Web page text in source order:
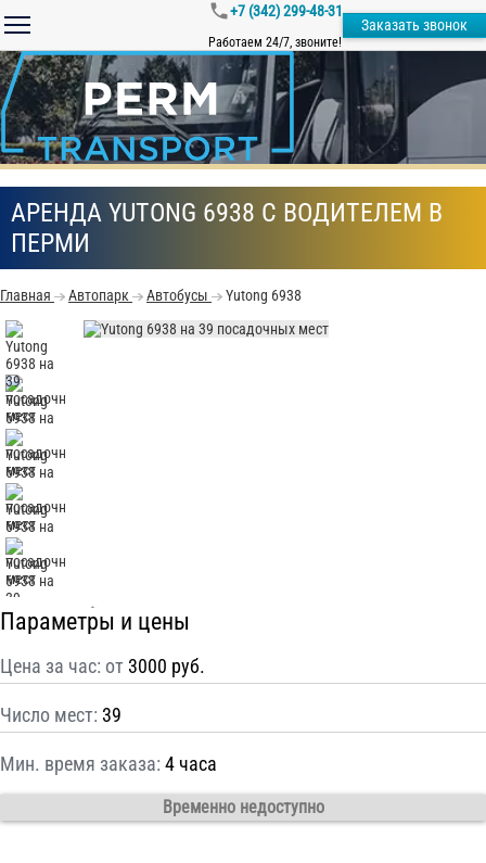
+7 (342) 299-48-31
Работаем 24/7, звоните!
Заказать звонок
АРЕНДА YUTONG 6938 С ВОДИТЕЛЕМ В
ПЕРМИ
Главная Автопарк Автобусы Yutong 6938
Параметры и цены
Цена за час: от 3000 руб.
Число мест: 39
Мин. время заказа: 4 часа
Временно недоступно